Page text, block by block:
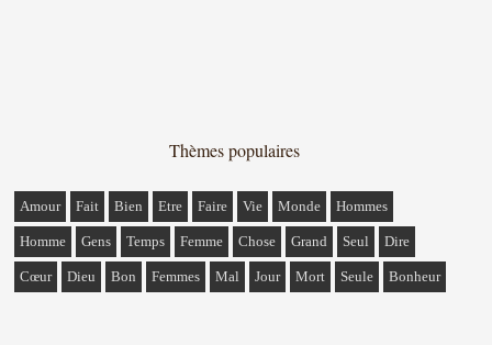
Thèmes populaires
Amour Fait Bien Etre Faire Vie Monde Hommes
Homme Gens Temps Femme Chose Grand Seul Dire
Cœur Dieu Bon Femmes Mal Jour Mort Seule Bonheur